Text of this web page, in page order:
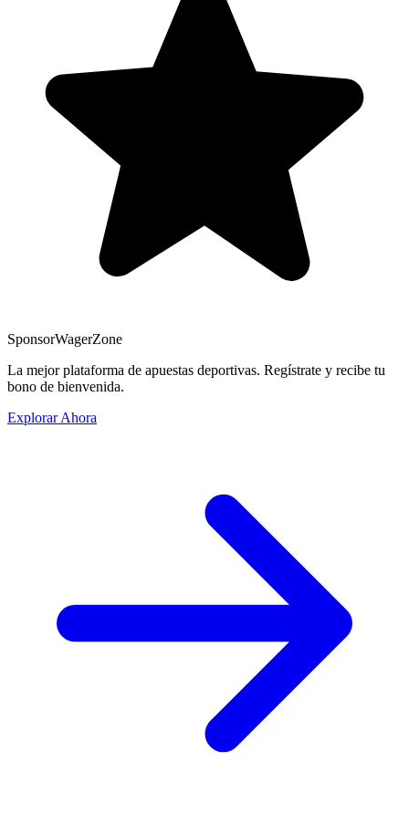
SponsorWagerZone
La mejor plataforma de apuestas deportivas. Regístrate y recibe tu
bono de bienvenida.
Explorar Ahora